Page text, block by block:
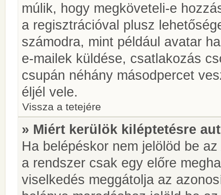
múlik, hogy megköveteli-e
a regisztrációval plusz
számodra, mint például avatar
e-mailek küldése, csatlakozás
csupán néhány másodpercet
éljél vele.
Vissza a tetejére
» Miért kerülök kiléptetésre
Ha belépéskor nem jelölöd be az
a rendszer csak egy előre
viselkedés meggátolja az